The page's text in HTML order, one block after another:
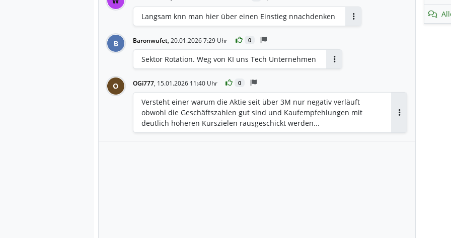
Langsam knn man hier über einen Einstieg nnachdenken
B Baronwufet, 20.01.2026 7:29 Uhr 0
Sektor Rotation. Weg von KI uns Tech Unternehmen
O OGi777, 15.01.2026 11:40 Uhr 0
Versteht einer warum die Aktie seit über 3M nur negativ verläuft
obwohl die Geschäftszahlen gut sind und Kaufempfehlungen mit
deutlich höheren Kurszielen rausgeschickt werden...